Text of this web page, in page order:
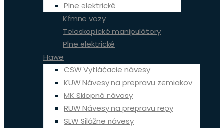
Plne elektrické
Kŕmne vozy
Teleskopické manipulátory
Plne elektrické
Hawe
CSW Vytláčacie návesy
KUW Návesy na prepravu zemiakov
MK Sklopné návesy
RUW Návesy na prepravu repy
SLW Silážne návesy